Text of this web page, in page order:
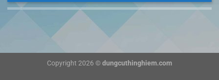
Copyright 2026 © dungcuthinghiem.com